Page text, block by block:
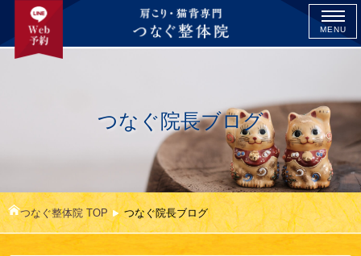
MENU
つなぐ院長ブログ
つなぐ整体院 TOP つなぐ院長ブログ